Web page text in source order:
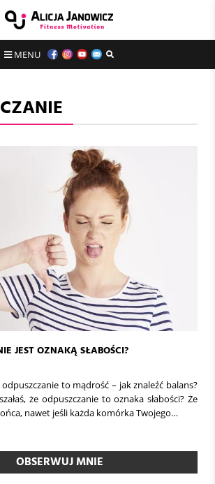
MENU
JEST OZNAKĄ SŁABOŚCI?
to mądrość – jak znaleźć balans?
że odpuszczanie to oznaka słabości? Że
nawet jeśli każda komórka Twojego…
OBSERWUJ MNIE